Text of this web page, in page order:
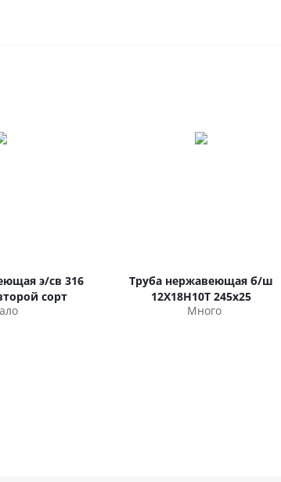
э/св 316
сорт
Труба нержавеющая б/ш
12Х18Н10Т 245х25
Много